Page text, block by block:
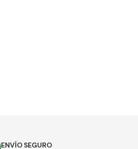
ENVÍO SEGURO